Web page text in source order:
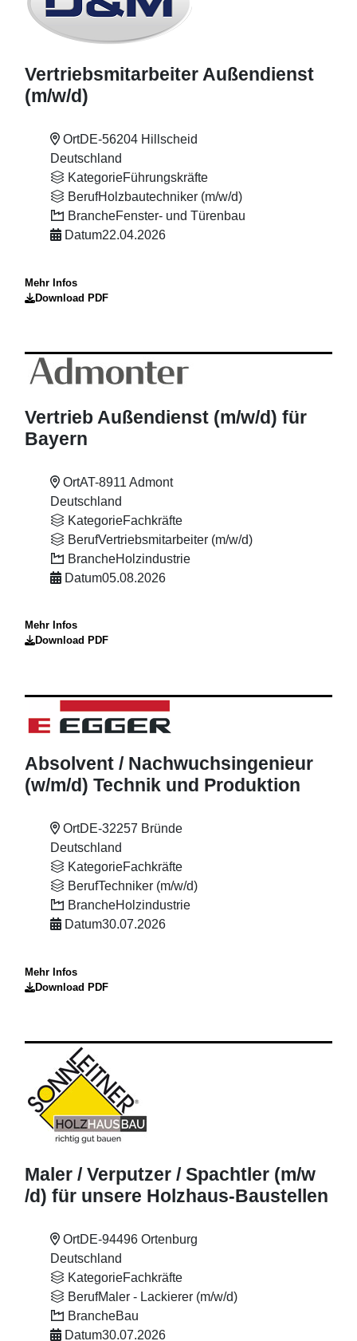
Vertriebsmitarbeiter Außendienst
(m/w/d)
OrtDE-56204 Hillscheid
Deutschland
KategorieFührungskräfte
BerufHolzbautechniker (m/w/d)
BrancheFenster- und Türenbau
Datum22.04.2026
Mehr Infos
Download PDF
Vertrieb Außendienst (m/w/d) für
Bayern
OrtAT-8911 Admont
Deutschland
KategorieFachkräfte
BerufVertriebsmitarbeiter (m/w/d)
BrancheHolzindustrie
Datum05.08.2026
Mehr Infos
Download PDF
Absolvent/ Nachwuchsingenieur
(w/m/d) Technik und Produktion
OrtDE-32257 Bründe
Deutschland
KategorieFachkräfte
BerufTechniker (m/w/d)
BrancheHolzindustrie
Datum30.07.2026
Mehr Infos
Download PDF
Maler/ Verputzer/ Spachtler (m/w
/d) für unsere Holzhaus-Baustellen
OrtDE-94496 Ortenburg
Deutschland
KategorieFachkräfte
BerufMaler - Lackierer (m/w/d)
BrancheBau
Datum30.07.2026